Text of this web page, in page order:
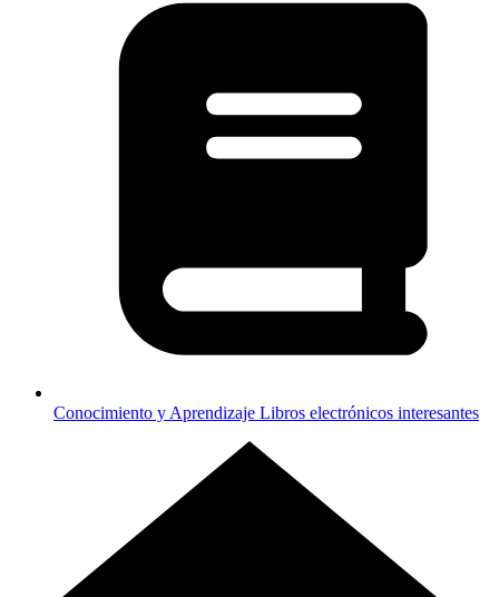
Conocimiento y Aprendizaje Libros electrónicos interesantes